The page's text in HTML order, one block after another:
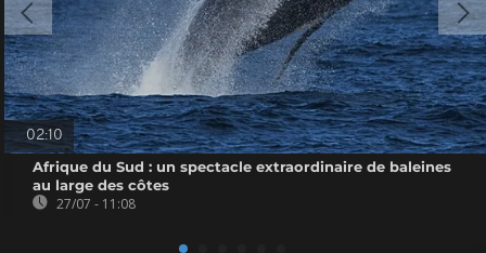
02:10
Afrique du Sud : un spectacle extraordinaire de baleines
au large des côtes
27/07 - 11:08